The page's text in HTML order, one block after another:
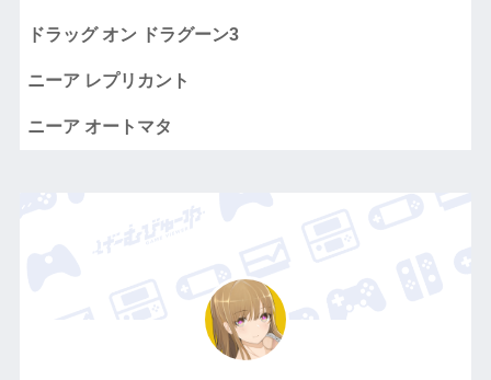
ドラッグ オン ドラグーン3
ニーア レプリカント
ニーア オートマタ